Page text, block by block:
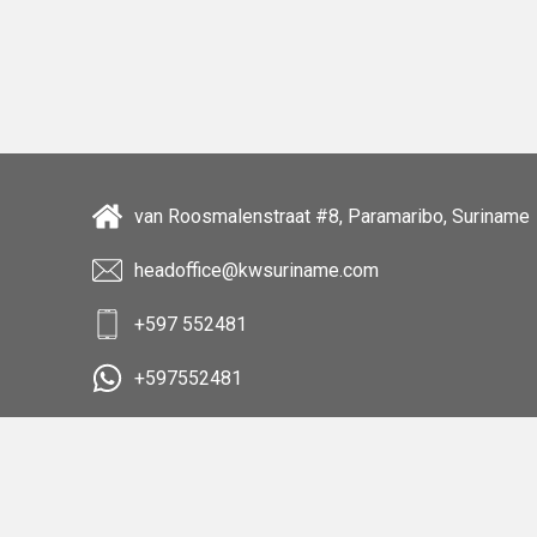
van Roosmalenstraat #8, Paramaribo, Suriname
headoffice@kwsuriname.com
+597 552481
+597552481